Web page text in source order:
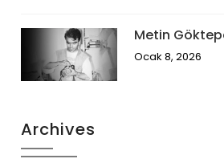
Metin
Ocak 8, 2026
Archives